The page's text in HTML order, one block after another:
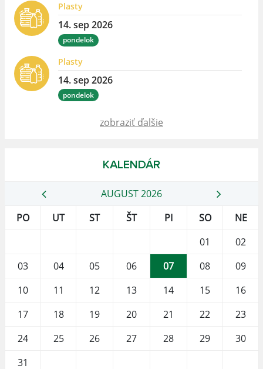
Plasty
14. sep 2026
pondelok
Plasty
14. sep 2026
pondelok
zobraziť ďalšie
KALENDÁR
AUGUST 2026
PO
UT ST ŠT PI SO
NE
01
02
03
04 05 06 07 08
09
10
11 12 13 14 15
16
17
18 19 20 21 22
23
24
25 26 27 28 29
30
31